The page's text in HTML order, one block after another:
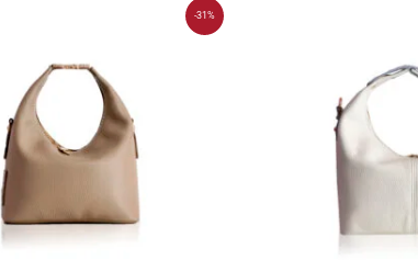
-31%